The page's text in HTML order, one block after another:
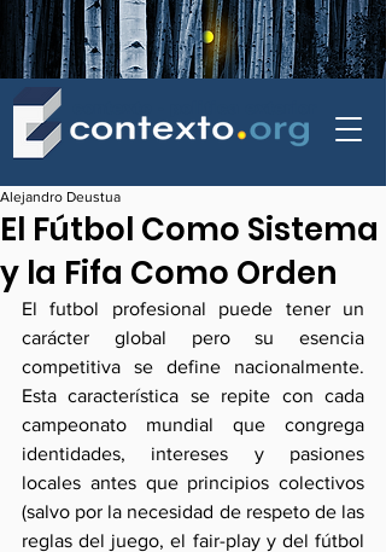
El Fútbol Como Sistema
y la Fifa Como Orden
Alejandro Deustua
El futbol profesional puede tener un
carácter global pero su esencia
competitiva se define nacionalmente.
Esta característica se repite con cada
campeonato mundial que congrega
identidades, intereses y pasiones
locales antes que principios colectivos
(salvo por la necesidad de respeto de las
reglas del juego, el fair-play y del fútbol